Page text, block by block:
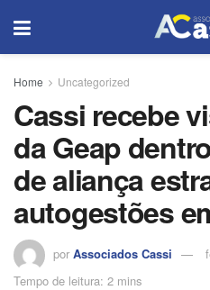
Home Uncategorized
Cassi recebe
da Geap
de aliança
autogestões
por Associados Cassi
Tempo de leitura: 2 mins